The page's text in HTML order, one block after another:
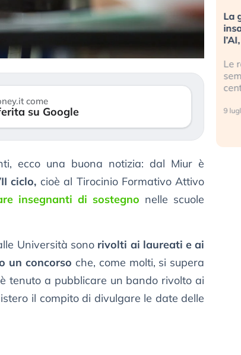
come
su Google
ecco una buona notizia: dal Miur è
ciclo, cioè al Tirocinio Formativo Attivo
insegnanti di sostegno nelle scuole
Università sono rivolti ai laureati e ai
un concorso che, come molti, si supera
tenuto a pubblicare un bando rivolto ai
il compito di divulgare le date delle
spegnere
stanno
il (…)
La grande operazione di
insabbiamento sui data center per
l’AI, spiegata sul Financial Times
sembrano non valere per i data
center e le big (…)